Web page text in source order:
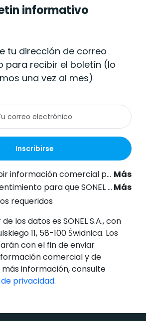
informativo
tu dirección de correo
para recibir el boletín (lo
una vez al mes)
Inscribirse
S.A., con sede en ul. Wokulskiego 11, 58-100 Świdnica, con fines de marketing, de conformidad con el artículo 398 de la Ley de 12 de julio de 2024 sobre el Derecho de las Comunicaciones Electrónicas.
Más
(dirección de correo electrónico) con el fin de enviarme un boletín informativo con información comercial y de marketing, de conformidad con el artículo 6, apartado 1, letra a), del Reglamento General de Protección de Datos (RGPD). Más
requeridos
los datos es SONEL S.A., con
11, 58-100 Świdnica. Los
con el fin de enviar
comercial y de
información, consulte
privacidad.